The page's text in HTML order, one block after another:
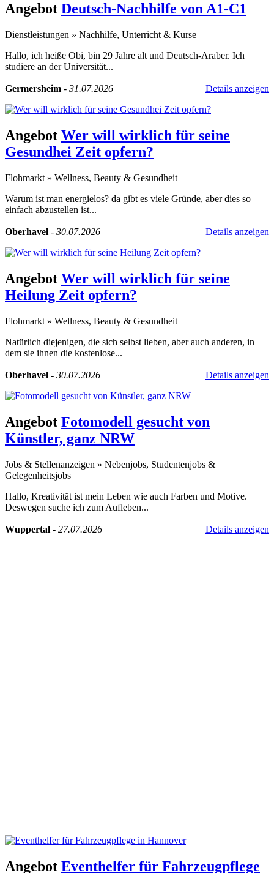
Angebot Deutsch-Nachhilfe von A1-C1
Dienstleistungen » Nachhilfe, Unterricht & Kurse
Hallo, ich heiße Obi, bin 29 Jahre alt und Deutsch-Araber. Ich
studiere an der Universität...
Germersheim - 31.07.2026 Details anzeigen
Angebot Wer will wirklich für seine
Gesundhei Zeit opfern?
Flohmarkt » Wellness, Beauty & Gesundheit
Warum ist man energielos? da gibt es viele Gründe, aber dies so
einfach abzustellen ist...
Oberhavel - 30.07.2026 Details anzeigen
Angebot Wer will wirklich für seine
Heilung Zeit opfern?
Flohmarkt » Wellness, Beauty & Gesundheit
Natürlich diejenigen, die sich selbst lieben, aber auch anderen, in
dem sie ihnen die kostenlose...
Oberhavel - 30.07.2026 Details anzeigen
Angebot Fotomodell gesucht von
Künstler, ganz NRW
Jobs & Stellenanzeigen » Nebenjobs, Studentenjobs &
Gelegenheitsjobs
Hallo, Kreativität ist mein Leben wie auch Farben und Motive.
Deswegen suche ich zum Aufleben...
Wuppertal - 27.07.2026 Details anzeigen
Angebot Eventhelfer für Fahrzeugpflege